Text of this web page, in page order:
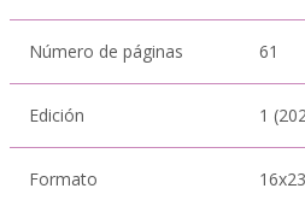
Número de páginas 61
Edición 1
Formato